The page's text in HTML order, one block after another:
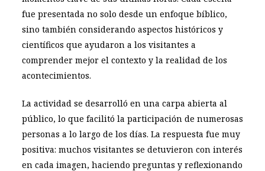
fue presentada no solo desde un enfoque bíblico,
sino también considerando aspectos históricos y
científicos que ayudaron a los visitantes a
comprender mejor el contexto y la realidad de los
acontecimientos.
La actividad se desarrolló en una carpa abierta al
público, lo que facilitó la participación de numerosas
personas a lo largo de los días. La respuesta fue muy
positiva: muchos visitantes se detuvieron con interés
en cada imagen, haciendo preguntas y reflexionando